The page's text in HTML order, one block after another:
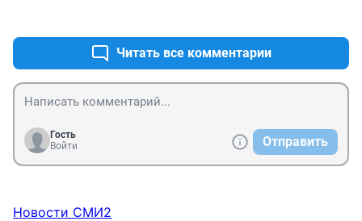
Читать все комментарии
Гость
Войти
Отправить
Новости СМИ2